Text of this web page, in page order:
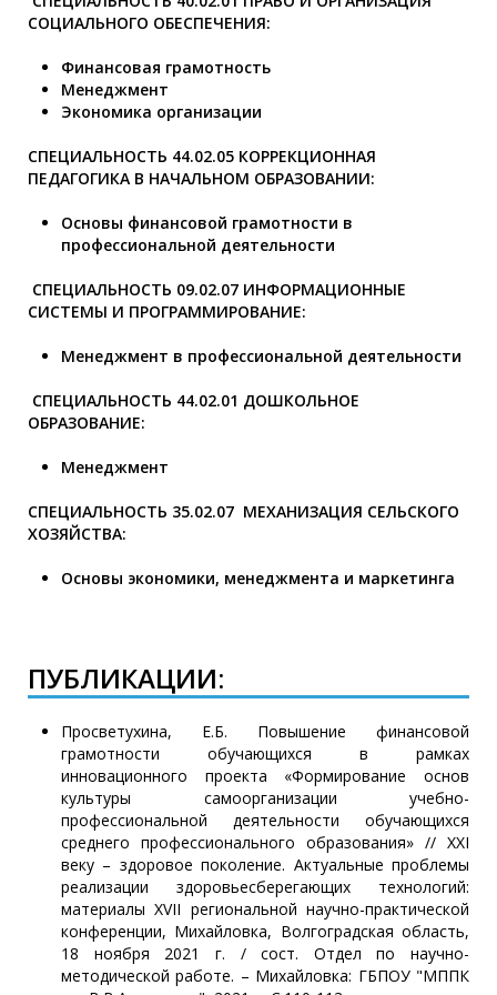
СОЦИАЛЬНОГО ОБЕСПЕЧЕНИЯ:
Финансовая грамотность
Менеджмент
Экономика организации
СПЕЦИАЛЬНОСТЬ 44.02.05 КОРРЕКЦИОННАЯ
ПЕДАГОГИКА В НАЧАЛЬНОМ ОБРАЗОВАНИИ:
Основы финансовой грамотности в
профессиональной деятельности
СПЕЦИАЛЬНОСТЬ 09.02.07 ИНФОРМАЦИОННЫЕ
СИСТЕМЫ И ПРОГРАММИРОВАНИЕ:
Менеджмент в профессиональной деятельности
СПЕЦИАЛЬНОСТЬ 44.02.01 ДОШКОЛЬНОЕ
ОБРАЗОВАНИЕ:
Менеджмент
СПЕЦИАЛЬНОСТЬ 35.02.07 МЕХАНИЗАЦИЯ СЕЛЬСКОГО
ХОЗЯЙСТВА:
Основы экономики, менеджмента и маркетинга
ПУБЛИКАЦИИ:
Просветухина, Е.Б. Повышение финансовой
грамотности обучающихся в рамках
инновационного проекта «Формирование основ
культуры самоорганизации учебно-
профессиональной деятельности обучающихся
среднего профессионального образования» // XXI
веку – здоровое поколение. Актуальные проблемы
реализации здоровьесберегающих технологий:
материалы XVII региональной научно-практической
конференции, Михайловка, Волгоградская область,
18 ноября 2021 г. / сост. Отдел по научно-
методической работе. – Михайловка: ГБПОУ "МППК